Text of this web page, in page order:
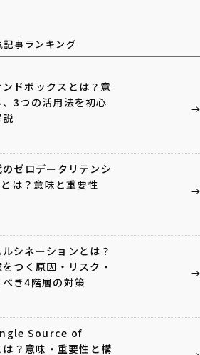
記事ランキング
ンドボックスとは？意
3つの活用法を初心
ゼロデータリテンシ
は？意味と重要性
ルシネーションとは？
つく原因・リスク・
き4階層の対策
Source of
？意味・重要性と構